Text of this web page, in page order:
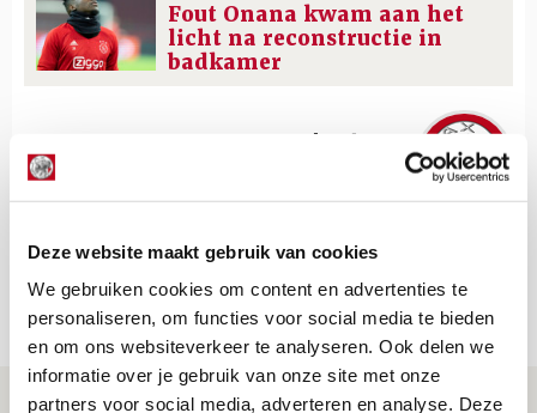
Deze website maakt gebruik van cookies
We gebruiken cookies om content en advertenties te
personaliseren, om functies voor social media te bieden
en om ons websiteverkeer te analyseren. Ook delen we
informatie over je gebruik van onze site met onze
partners voor social media, adverteren en analyse. Deze
Fout Onana kwam aan het
licht na reconstructie in
badkamer
Bekijk alle berichten van De Redactie
Net binnen //
Reisverslag PEC-uit: geregisseerde